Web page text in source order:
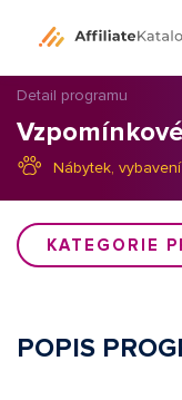
Detail programu
Nábytek,
KATEGORIE
POPIS